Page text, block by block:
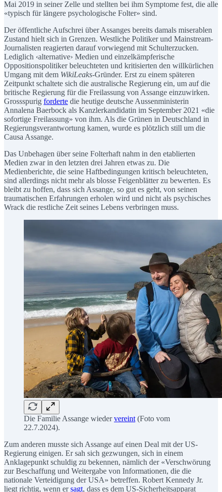
Mai 2019 in seiner Zelle und stellten bei ihm Symptome fest, die alle
«typisch für längere psychologische Folter» sind.
Der öffentliche Aufschrei über Assanges bereits damals miserablen
Zustand hielt sich in Grenzen. Westliche Politiker und Mainstream-
Journalisten reagierten darauf vorwiegend mit Schulterzucken.
Lediglich ‹alternative› Medien und einzelkämpferische
Oppositionspolitiker beleuchteten und kritisierten den willkürlichen
Umgang mit dem WikiLeaks-Gründer. Erst zu einem späteren
Zeitpunkt schaltete sich die australische Regierung ein, um auf die
britische Regierung für die Freilassung von Assange einzuwirken.
Grossspurig forderte die heutige deutsche Aussenministerin
Annalena Baerbock als Kanzlerkandidatin im September 2021 «die
sofortige Freilassung» von ihm. Als die Grünen in Deutschland in
Regierungsverantwortung kamen, wurde es plötzlich still um die
Causa Assange.
Das Unbehagen über seine Folterhaft nahm in den etablierten
Medien zwar in den letzten drei Jahren etwas zu. Die
Medienberichte, die seine Haftbedingungen kritisch beleuchteten,
sind allerdings nicht mehr als blosse Feigenblätter zu bewerten. Es
bleibt zu hoffen, dass sich Assange, so gut es geht, von seinen
traumatischen Erfahrungen erholen wird und nicht als psychisches
Wrack die restliche Zeit seines Lebens verbringen muss.
Die Familie Assange wiedervereint (Foto vom
22.7.2024).
Zum anderen musste sich Assange auf einen Deal mit der US-
Regierung einigen. Er sah sich gezwungen, sich in einem
Anklagepunkt schuldig zu bekennen, nämlich der «Verschwörung
zur Beschaffung und Weitergabe von Informationen, die die
nationale Verteidigung der USA» betreffen. Robert Kennedy Jr.
liegt richtig, wenn ersagt, dass es dem US-Sicherheitsapparat